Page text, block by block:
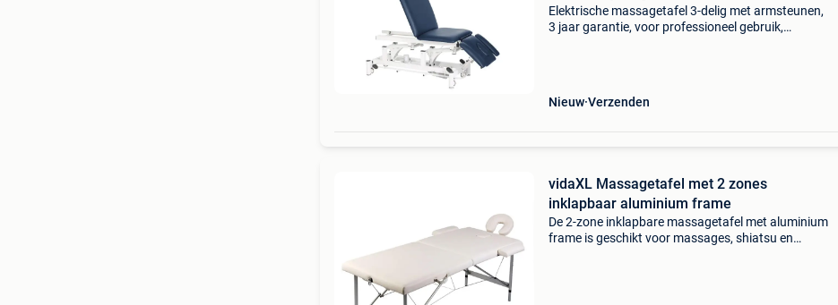
Elektrische massagetafel 3-delig met armsteunen,
3 jaar garantie, voor professioneel gebruik,
Nieuw Verzenden
vidaXL Massagetafel met 2 zones
inklapbaar aluminium frame
De 2-zone inklapbare massagetafel met aluminium
frame is geschikt voor massages, shiatsu en